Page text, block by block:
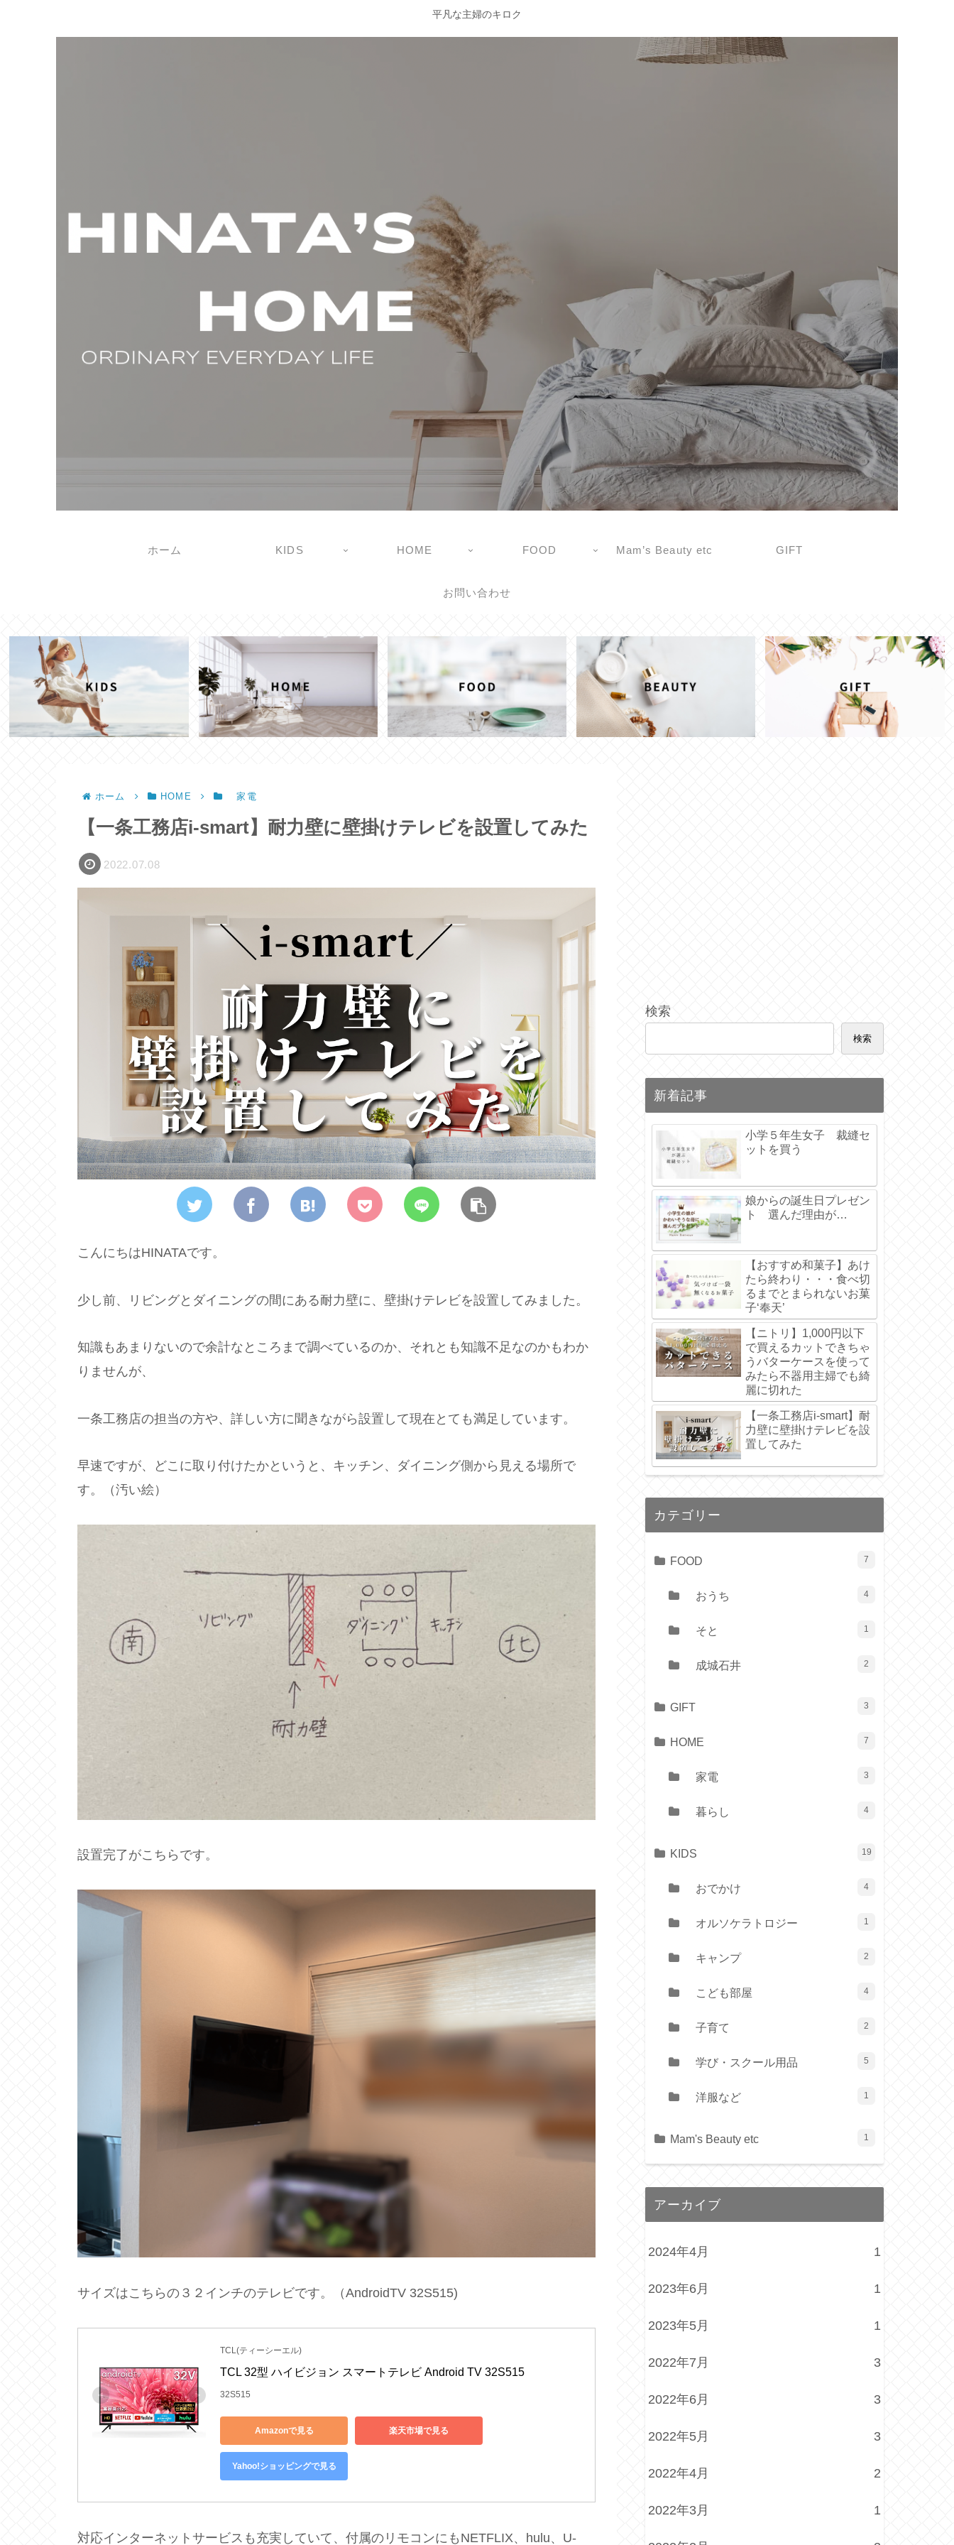
平凡な主婦のキロク
ホーム KIDS HOME FOOD Mam’s Beauty etc GIFT
お問い合わせ
ホーム HOME 家電
【一条工務店i-smart】耐力壁に壁掛けテレビを設置してみた
2022.07.08
こんにちはHINATAです。
少し前、リビングとダイニングの間にある耐力壁に、壁掛けテレビを設置してみました。
知識もあまりないので余計なところまで調べているのか、それとも知識不足なのかもわか
りませんが、
一条工務店の担当の方や、詳しい方に聞きながら設置して現在とても満足しています。
早速ですが、どこに取り付けたかというと、キッチン、ダイニング側から見える場所で
す。（汚い絵）
設置完了がこちらです。
サイズはこちらの３２インチのテレビです。（AndroidTV 32S515)
TCL(ティーシーエル)
TCL 32型 ハイビジョン スマートテレビ Android TV 32S515
32S515
Amazonで見る 楽天市場で見る
Yahoo!ショッピングで見る
対応インターネットサービスも充実していて、付属のリモコンにもNETFLIX、hulu、U-
検索
検索
新着記事
小学５年生女子 裁縫セ
ットを買う
娘からの誕生日プレゼン
ト 選んだ理由が…
【おすすめ和菓子】あけ
たら終わり・・・食べ切
るまでとまられないお菓
子‘奉天’
【ニトリ】1,000円以下
で買えるカットできちゃ
うバターケースを使って
みたら不器用主婦でも綺
麗に切れた
【一条工務店i-smart】耐
力壁に壁掛けテレビを設
置してみた
カテゴリー
FOOD 7
おうち 4
そと 1
成城石井 2
GIFT 3
HOME 7
家電 3
暮らし 4
KIDS 19
おでかけ 4
オルソケラトロジー 1
キャンプ 2
こども部屋 4
子育て 2
学び・スクール用品 5
洋服など 1
Mam's Beauty etc 1
アーカイブ
2024年4月 1
2023年6月 1
2023年5月 1
2022年7月 3
2022年6月 3
2022年5月 3
2022年4月 2
2022年3月 1